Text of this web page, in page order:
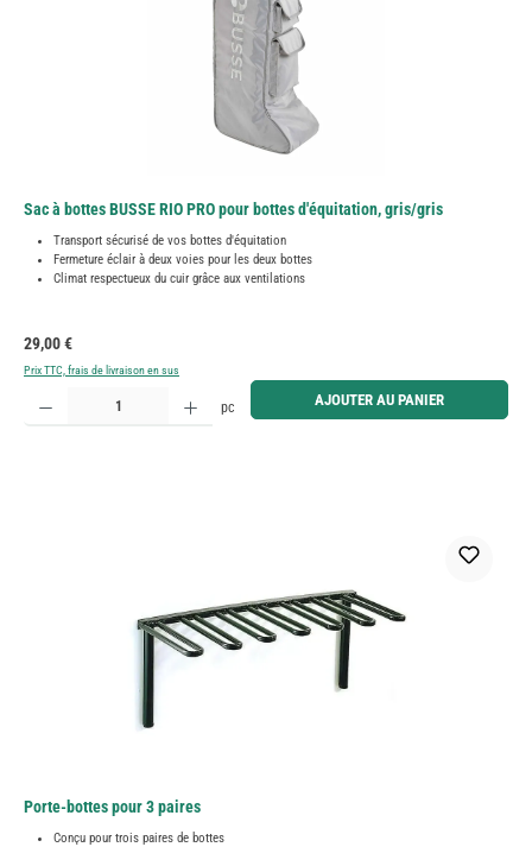
Sac à bottes BUSSE RIO PRO pour bottes d'équitation, gris/gris
Transport sécurisé de vos bottes d'équitation
Fermeture éclair à deux voies pour les deux bottes
Climat respectueux du cuir grâce aux ventilations
Prix régulier :
29,00 €
Prix TTC, frais de livraison en sus
Quantité de produit : Entrez la quantité souhaitée ou utilisez les boutons pour augmenter ou
pc AJOUTER AU PANIER
Porte-bottes pour 3 paires
Conçu pour trois paires de bottes